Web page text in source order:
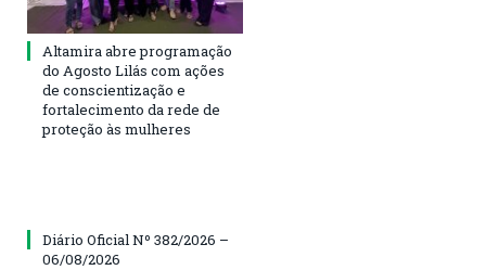
Altamira abre programação
do Agosto Lilás com ações
de conscientização e
fortalecimento da rede de
proteção às mulheres
Diário Oficial Nº 382/2026 –
06/08/2026